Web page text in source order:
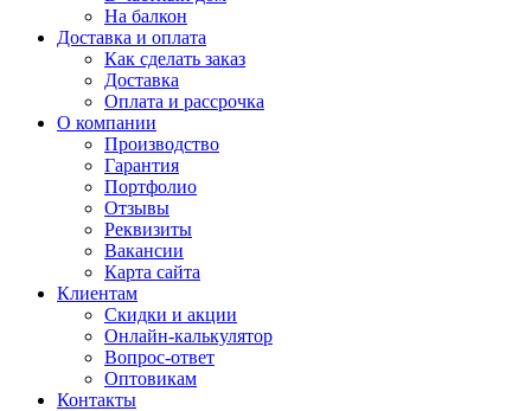
На балкон
Доставка и оплата
Как сделать заказ
Доставка
Оплата и рассрочка
О компании
Производство
Гарантия
Портфолио
Отзывы
Реквизиты
Вакансии
Карта сайта
Клиентам
Скидки и акции
Онлайн-калькулятор
Вопрос-ответ
Оптовикам
Контакты